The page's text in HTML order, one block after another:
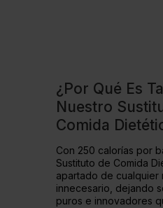
¿Por Qué Es
Nuestro
Comida
Con 250 calorías por
Sustituto de Comida
apartado de cualquier
innecesario, dejando
puros e innovadores